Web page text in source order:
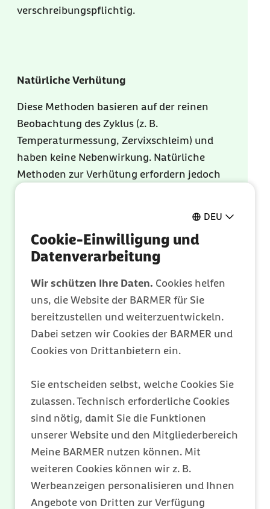
DEU
Cookie-Einwilligung und
Datenverarbeitung
Wir schützen Ihre Daten. Cookies helfen
uns, die Website der BARMER für Sie
bereitzustellen und weiterzuentwickeln.
Dabei setzen wir Cookies der BARMER und
Cookies von Drittanbietern ein.
Sie entscheiden selbst, welche Cookies Sie
zulassen. Technisch erforderliche Cookies
sind nötig, damit Sie die Funktionen
unserer Website und den Mitgliederbereich
Meine BARMER nutzen können. Mit
weiteren Cookies können wir z. B.
Werbeanzeigen personalisieren und Ihnen
Angebote von Dritten zur Verfügung
verschreibungspflichtig.
Natürliche Verhütung
Diese Methoden basieren auf der reinen
Beobachtung des Zyklus (z. B.
Temperaturmessung, Zervixschleim) und
haben keine Nebenwirkung. Natürliche
Methoden zur Verhütung erfordern jedoch
Zuverlässigkeit beeinträchtigen.
Verhütung "für den Notfall"
Die "Pille danach" ist eine Hormontablette
und kann eine ungewollte Schwangerschaft
nach ungeschütztem Sex verhindern,
so bald wie möglich nach dem
ungeschützten Sex genommen werden,
spätestens innerhalb von 3 bzw. 5 Tagen, je
nach enthaltenem Wirkstoff. Die "Pille
danach" ist rezeptfrei in der Apotheke
erhältlich. Sie eignet sich nicht für die
regelmäßige Verhütung.